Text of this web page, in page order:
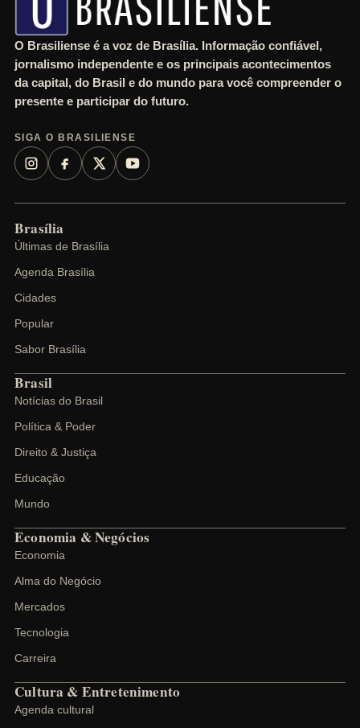
O Brasiliense é a voz de Brasília. Informação confiável,
jornalismo independente e os principais acontecimentos
da capital, do Brasil e do mundo para você compreender o
presente e participar do futuro.
SIGA O BRASILIENSE
Brasília
Últimas de Brasília
Agenda Brasília
Cidades
Popular
Sabor Brasília
Brasil
Notícias do Brasil
Política & Poder
Direito & Justiça
Educação
Mundo
Economia & Negócios
Economia
Alma do Negócio
Mercados
Tecnologia
Carreira
Cultura & Entretenimento
Agenda cultural